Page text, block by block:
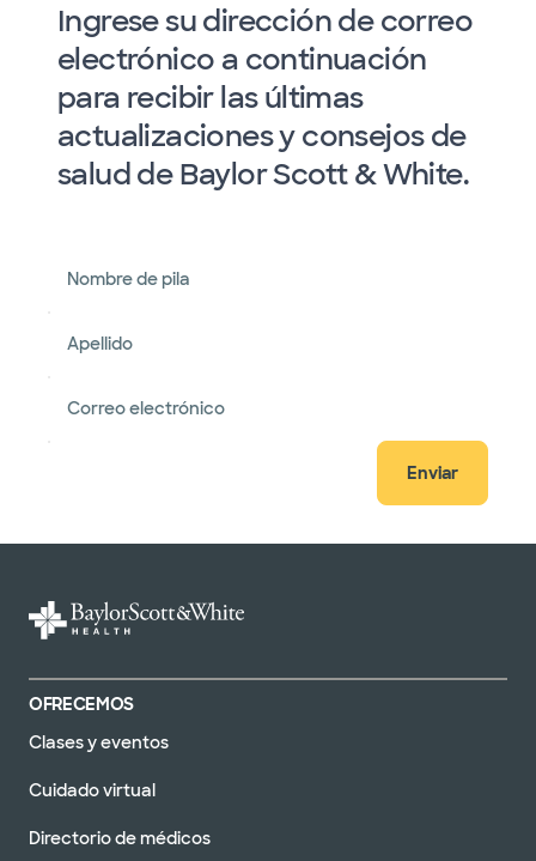
Ingrese su dirección de correo
electrónico a continuación
para recibir las últimas
actualizaciones y consejos de
salud de Baylor Scott & White.
Nombre de pila
Apellido
Correo electrónico
Enviar
OFRECEMOS
Clases y eventos
Cuidado virtual
Directorio de médicos